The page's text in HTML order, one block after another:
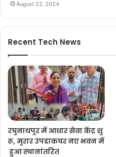
August 22, 2024
Recent Tech News
रघुनाथपुर में आधार सेवा केंद्र शु
रू, मुरार उपडाकघर नए भवन में
हुआ स्थानांतरित